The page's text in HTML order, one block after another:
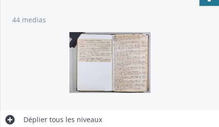
44 medias
Déplier tous les niveaux